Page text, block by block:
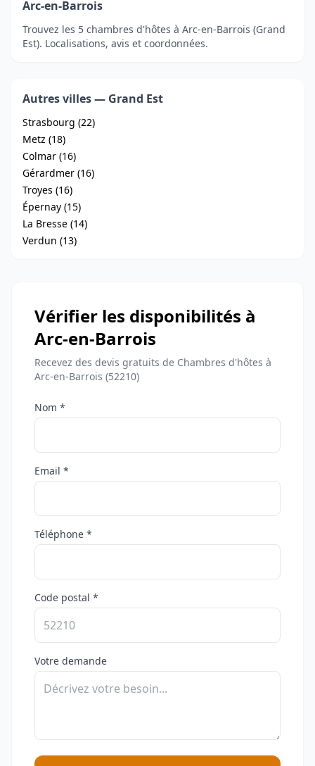
Arc-en-Barrois
Trouvez les 5 chambres d'hôtes à Arc-en-Barrois (Grand
Est). Localisations, avis et coordonnées.
Autres villes — Grand Est
Strasbourg (22)
Metz (18)
Colmar (16)
Gérardmer (16)
Troyes (16)
Épernay (15)
La Bresse (14)
Verdun (13)
Vérifier les disponibilités à
Arc-en-Barrois
Recevez des devis gratuits de Chambres d'hôtes à
Arc-en-Barrois (52210)
Nom *
Email *
Téléphone *
Code postal *
Votre demande